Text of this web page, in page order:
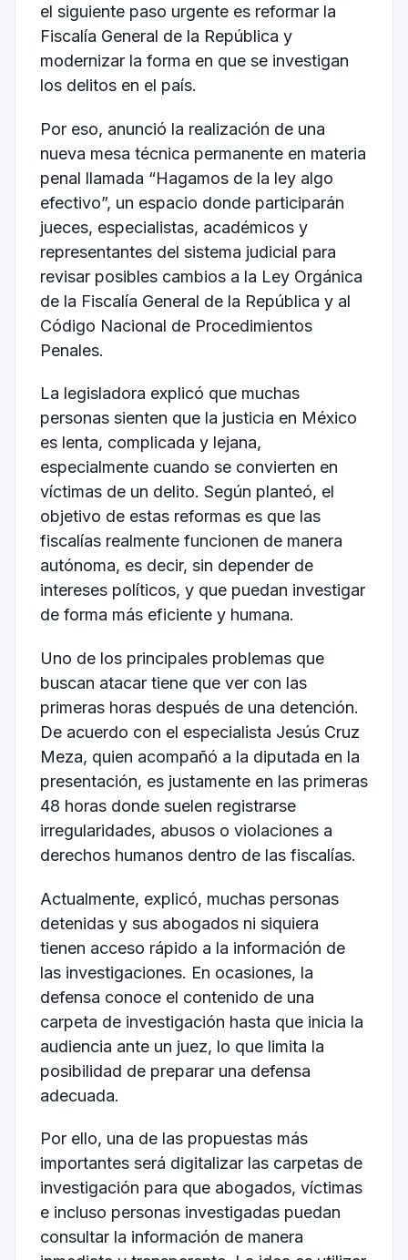
el siguiente paso urgente es reformar la
Fiscalía General de la República y
modernizar la forma en que se investigan
los delitos en el país.
Por eso, anunció la realización de una
nueva mesa técnica permanente en materia
penal llamada “Hagamos de la ley algo
efectivo”, un espacio donde participarán
jueces, especialistas, académicos y
representantes del sistema judicial para
revisar posibles cambios a la Ley Orgánica
de la Fiscalía General de la República y al
Código Nacional de Procedimientos
Penales.
La legisladora explicó que muchas
personas sienten que la justicia en México
es lenta, complicada y lejana,
especialmente cuando se convierten en
víctimas de un delito. Según planteó, el
objetivo de estas reformas es que las
fiscalías realmente funcionen de manera
autónoma, es decir, sin depender de
intereses políticos, y que puedan investigar
de forma más eficiente y humana.
Uno de los principales problemas que
buscan atacar tiene que ver con las
primeras horas después de una detención.
De acuerdo con el especialista Jesús Cruz
Meza, quien acompañó a la diputada en la
presentación, es justamente en las primeras
48 horas donde suelen registrarse
irregularidades, abusos o violaciones a
derechos humanos dentro de las fiscalías.
Actualmente, explicó, muchas personas
detenidas y sus abogados ni siquiera
tienen acceso rápido a la información de
las investigaciones. En ocasiones, la
defensa conoce el contenido de una
carpeta de investigación hasta que inicia la
audiencia ante un juez, lo que limita la
posibilidad de preparar una defensa
adecuada.
Por ello, una de las propuestas más
importantes será digitalizar las carpetas de
investigación para que abogados, víctimas
e incluso personas investigadas puedan
consultar la información de manera